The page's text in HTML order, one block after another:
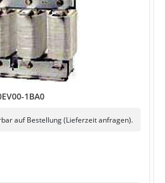
1BA0
auf Bestellung (Lieferzeit anfragen).